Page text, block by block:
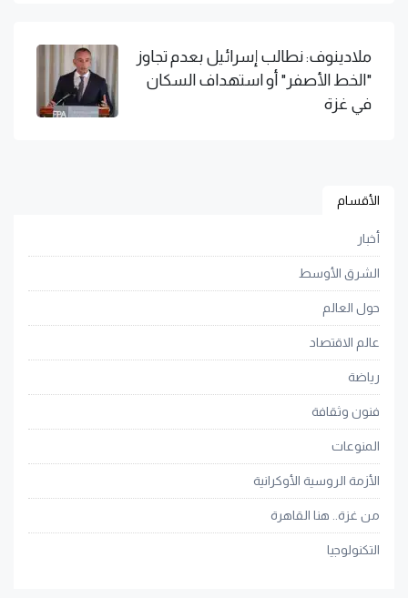
ملادينوف: نطالب إسرائيل بعدم تجاوز
"الخط الأصفر" أو استهداف السكان
في غزة
الأقسام
أخبار
الشرق الأوسط
حول العالم
عالم الاقتصاد
رياضة
فنون وثقافة
المنوعات
الأزمة الروسية الأوكرانية
من غزة.. هنا القاهرة
التكنولوجيا